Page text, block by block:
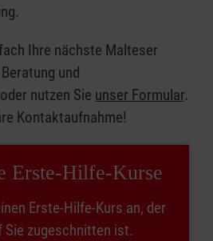
Ihre nächste Malteser
und
nutzen Sie unser Formular.
Kontaktaufnahme!
Erste-Hilfe-Kurse
Erste-Hilfe-Kurs an, der
Sie zugeschnitten ist.